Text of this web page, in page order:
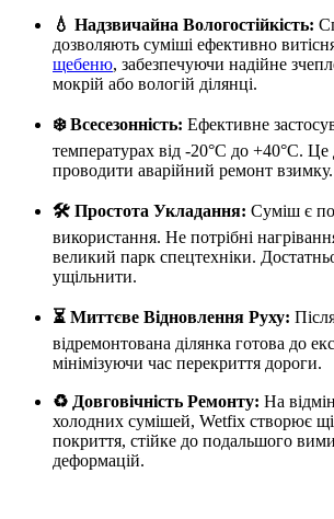
💧 Надзвичайна Вологостійкість:
дозволяють суміші ефективно
щебеню, забезпечуючи надійне
мокрій або вологій ділянці.
❄️ Всесезонність: Ефективне
температурах від -20°C до +40°C. Це
проводити аварійний ремонт взимку.
🛠️ Простота Укладання: Суміш є
використання. Не потрібні
великий парк спецтехніки.
ущільнити.
⏳ Миттєве Відновлення Руху:
відремонтована ділянка готова до
мінімізуючи час перекриття дороги.
♻️ Довговічність Ремонту: На
холодних сумішей, Wetfix створює
покриття, стійке до подальшого
деформацій.